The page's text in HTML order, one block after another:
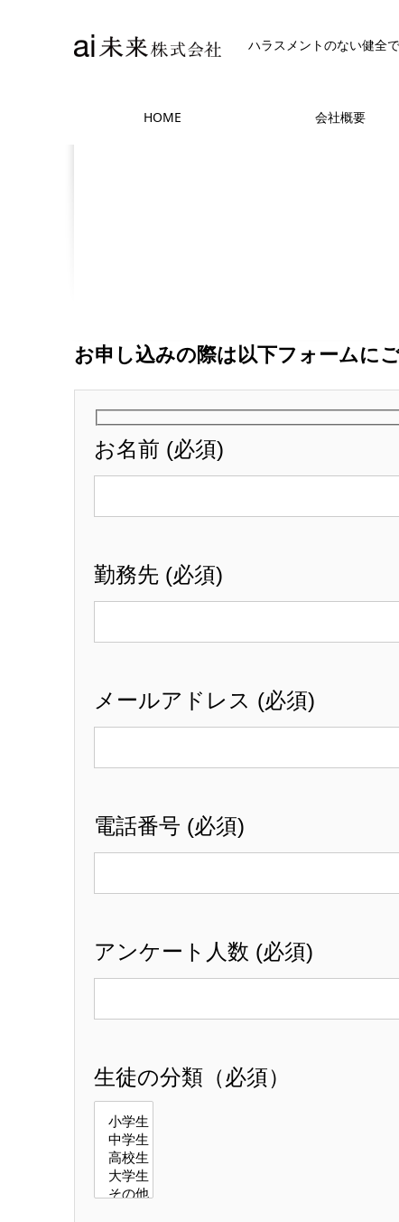
ハラスメントのない健全
HOME 会社概要
お申し込みの際は以下フォームに
お名前 (必須)
勤務先 (必須)
メールアドレス (必須)
電話番号 (必須)
アンケート人数 (必須)
生徒の分類（必須）